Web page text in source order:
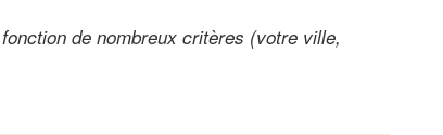
de nombreux critères (votre ville,